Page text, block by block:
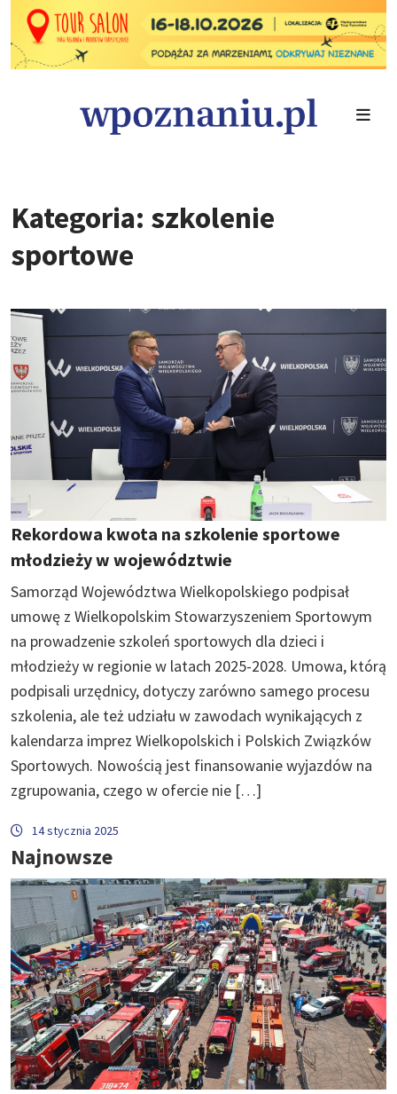
Kategoria: szkolenie
sportowe
Rekordowa kwota na szkolenie sportowe
młodzieży w województwie
Samorząd Województwa Wielkopolskiego podpisał
umowę z Wielkopolskim Stowarzyszeniem Sportowym
na prowadzenie szkoleń sportowych dla dzieci i
młodzieży w regionie w latach 2025-2028. Umowa, którą
podpisali urzędnicy, dotyczy zarówno samego procesu
szkolenia, ale też udziału w zawodach wynikających z
kalendarza imprez Wielkopolskich i Polskich Związków
Sportowych. Nowością jest finansowanie wyjazdów na
zgrupowania, czego w ofercie nie […]
14 stycznia 2025
Najnowsze